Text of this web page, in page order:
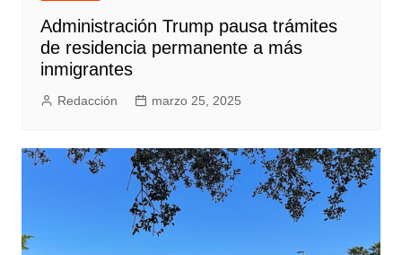
Administración Trump pausa trámites
de residencia permanente a más
inmigrantes
Redacción marzo 25, 2025